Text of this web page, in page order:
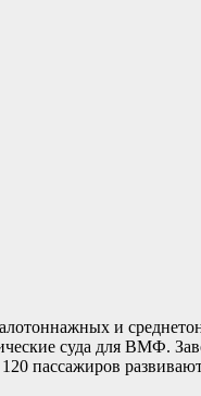
и
суда для ВМФ.
пассажиров